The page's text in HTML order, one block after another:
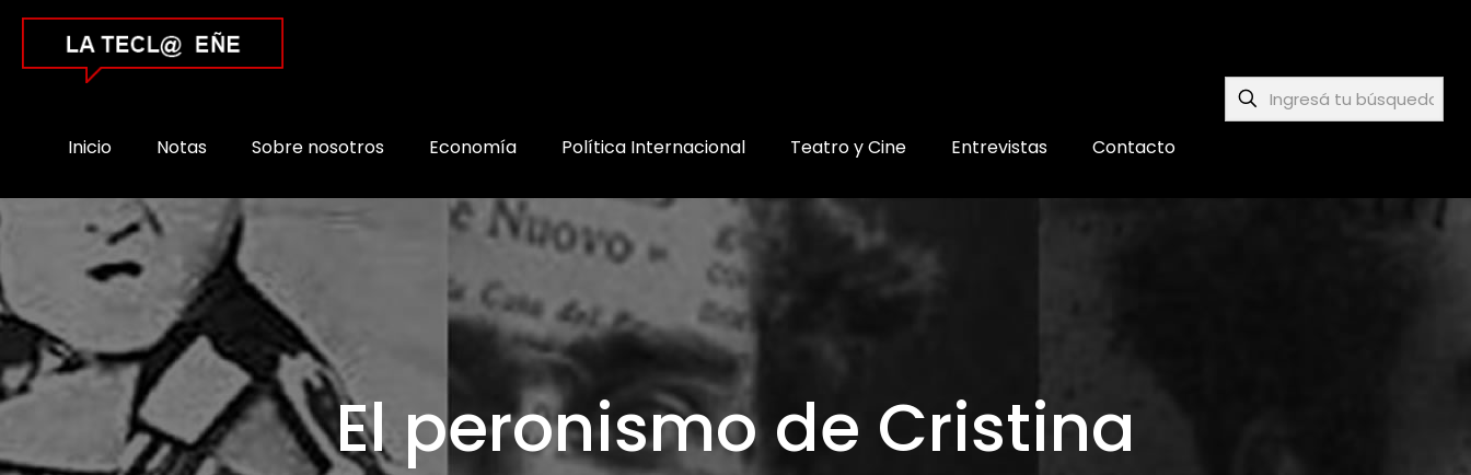
Inicio Notas Sobre nosotros Economía Política Internacional Teatro y Cine Entrevistas Contacto
El peronismo de Cristina